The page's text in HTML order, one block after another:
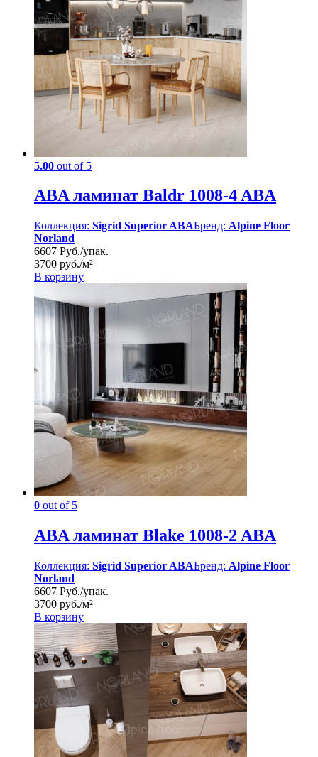
5.00 out of 5
ABA ламинат Baldr 1008-4 ABA
Коллекция: Sigrid Superior ABAБренд: Alpine Floor
Norland
6607 Руб./упак.
3700 руб./м²
В корзину
0 out of 5
ABA ламинат Blake 1008-2 ABA
Коллекция: Sigrid Superior ABAБренд: Alpine Floor
Norland
6607 Руб./упак.
3700 руб./м²
В корзину